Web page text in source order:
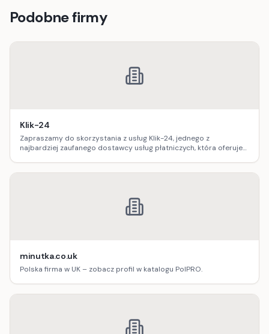
Podobne firmy
Klik-24
Zapraszamy do skorzystania z usług Klik-24, jednego z
najbardziej zaufanego dostawcy usług płatniczych, która oferuje
minutka.co.uk
Polska firma w UK – zobacz profil w katalogu PolPRO.